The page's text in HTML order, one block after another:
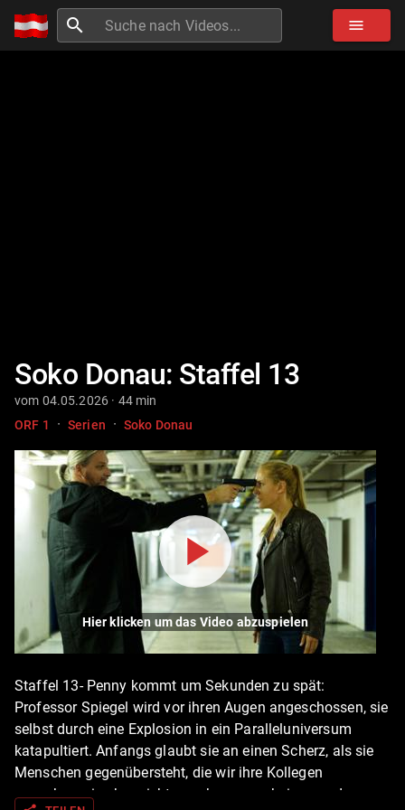
search menu
Soko Donau: Staffel 13
vom 04.05.2026 · 44 min
ORF 1
· Serien · Soko Donau
Hier klicken um das Video abzuspielen
Staffel 13- Penny kommt um Sekunden zu spät:
Professor Spiegel wird vor ihren Augen angeschossen, sie
selbst durch eine Explosion in ein Paralleluniversum
katapultiert. Anfangs glaubt sie an einen Scherz, als sie
Menschen gegenübersteht, die wir ihre Kollegen
aussehen, sie aber nicht zu erkennen scheinen und sogar